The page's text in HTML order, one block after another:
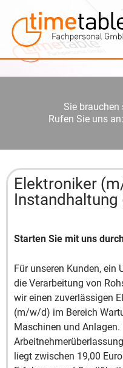
Sie brauchen
Rufen Sie uns
Elektroniker
Instandhaltung
Starten Sie mit uns
Für unseren Kunden, ein
die Verarbeitung von
wir einen zuverlässigen
(m/w/d) im Bereich
Maschinen und
liegt zwischen 19,00